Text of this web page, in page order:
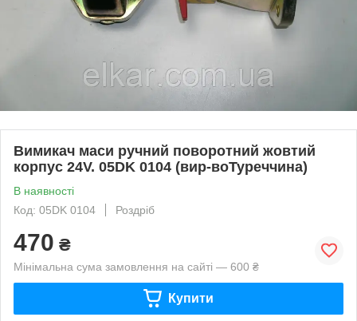
Вимикач маси ручний поворотний жовтий
корпус 24V. 05DK 0104 (вир-воТуреччина)
В наявності
Код: 05DK 0104
Роздріб
470 ₴
Мінімальна сума замовлення на сайті — 600 ₴
Купити